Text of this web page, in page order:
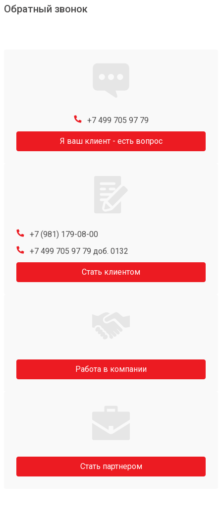
Обратный звонок
+7 499 705 97 79
Я ваш клиент - есть вопрос
+7 (981) 179-08-00
+7 499 705 97 79 доб. 0132
Стать клиентом
Работа в компании
Стать партнером